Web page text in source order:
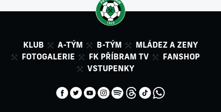
KLUB A-TÝM B-TÝM
MLÁDEZ A ZENY
FOTOGALERIE
FK PŘÍBRAM TV
FANSHOP
VSTUPENKY